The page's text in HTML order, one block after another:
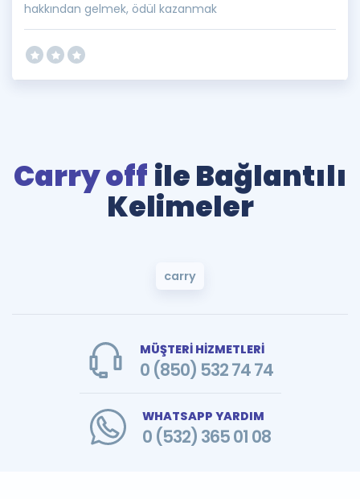
hakkından gelmek, ödül kazanmak
Carry off ile Bağlantılı
Kelimeler
carry
MÜŞTERİ HİZMETLERİ
0 (850) 532 74 74
WHATSAPP YARDIM
0 (532) 365 01 08